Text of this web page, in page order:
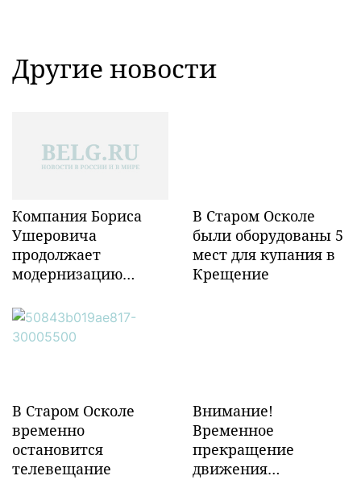
Другие новости
Компания Бориса
Ушеровича
продолжает
модернизацию
инфраструктуры в
Забайкалье
В Старом Осколе
были оборудованы 5
мест для купания в
Крещение
В Старом Осколе
временно
остановится
телевещание
Внимание!
Временное
прекращение
движения